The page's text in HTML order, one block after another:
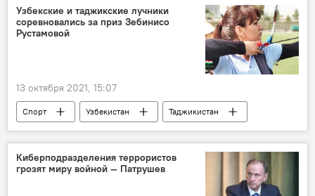
Законодательная палата Олий Мажлиса
Узбекские и таджикские лучники
соревновались за приз Зебинисо
Рустамовой
13 октября 2021, 15:07
Спорт Узбекистан
Таджикистан
стрельба из лука
Киберподразделения террористов
грозят миру войной — Патрушев